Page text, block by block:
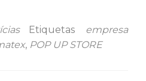
Etiquetas empresa
, POP UP STORE